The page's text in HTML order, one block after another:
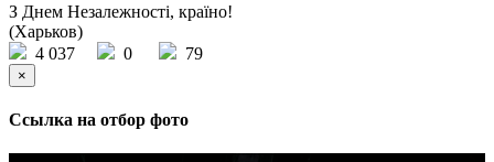
З Днем Незалежності, країно!
(Харьков)
4 037
0 79
×
Ссылка на отбор фото